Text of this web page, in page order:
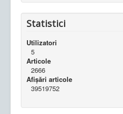
Statistici
Utilizatori
5
Articole
2666
Afișări articole
39519752